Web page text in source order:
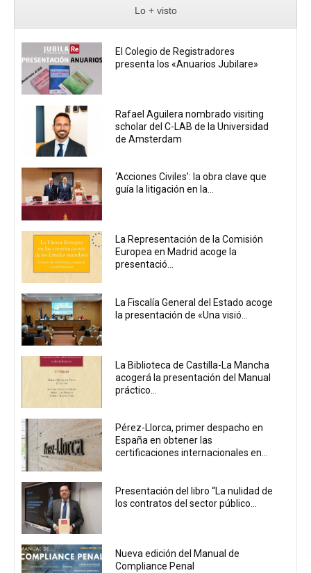
Lo + visto
El Colegio de Registradores
presenta los «Anuarios Jubilare»
Rafael Aguilera nombrado visiting
scholar del C-LAB de la Universidad
de Amsterdam
‘Acciones Civiles’: la obra clave que
guía la litigación en la...
La Representación de la Comisión
Europea en Madrid acoge la
presentació...
La Fiscalía General del Estado acoge
la presentación de «Una visió...
La Biblioteca de Castilla-La Mancha
acogerá la presentación del Manual
práctico...
Pérez-Llorca, primer despacho en
España en obtener las
certificaciones internacionales en...
Presentación del libro “La nulidad de
los contratos del sector público...
Nueva edición del Manual de
Compliance Penal